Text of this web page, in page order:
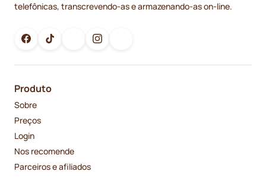
telefônicas, transcrevendo-as e armazenando-as on-line.
Produto
Sobre
Preços
Login
Nos recomende
Parceiros e afiliados